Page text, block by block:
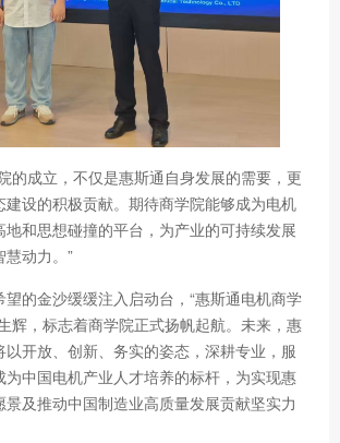
的成立，不仅是惠斯通自身发展的需要，更
建设的积极贡献。期待商学院能够成为电机
和思想碰撞的平台，为产业的可持续发展
动力。”
的金沙缓缓注入启动台，“惠斯通电机商学
辉，标志着商学院正式扬帆起航。未来，惠
开放、创新、务实的姿态，深耕专业，服
为中国电机产业人才培养的标杆，为实现惠
及推动中国制造业高质量发展贡献坚实力